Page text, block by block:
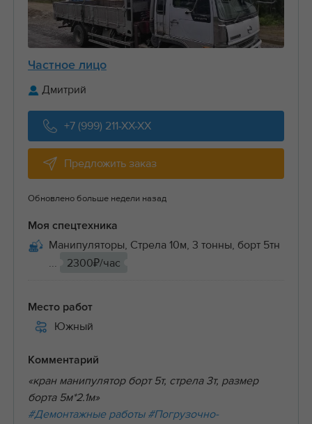
Частное лицо
Дмитрий
+7 (999) 211-XX-XX
Предложить заказ
Обновлено больше недели назад
Моя спецтехника
Манипуляторы, Стрела 10м, 3 тонны, борт 5тн
...
2300₽/час
Место работ
Южный
Комментарий
«кран манипулятор борт 5т, стрела 3т, размер
борта 5м*2.1м»
#Демонтажные работы #Погрузочно-